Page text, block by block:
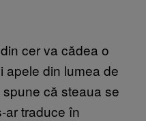
cer va cădea o
apele din lumea de
că steaua se
ar traduce în